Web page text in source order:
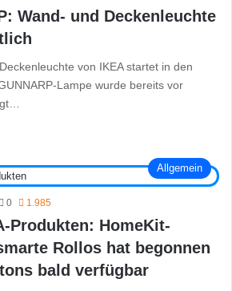
Wand- und Deckenleuchte
von IKEA startet in den
Lampe wurde bereits vor
Allgemein
0 1.985
Produkten: HomeKit-
Rollos hat begonnen
bald verfügbar